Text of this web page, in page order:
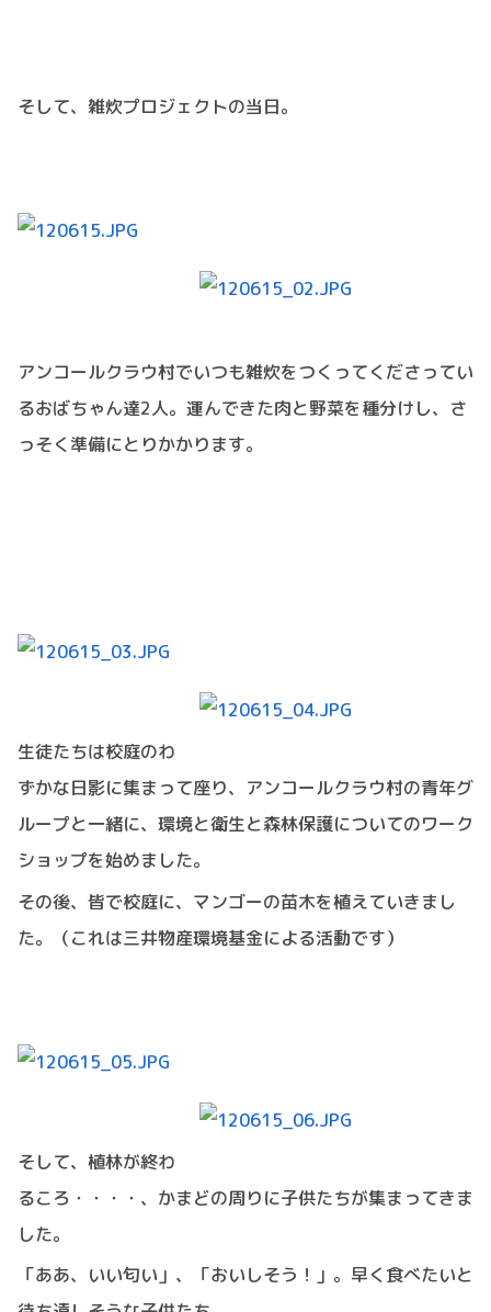
そして、雑炊プロジェクトの当日。
アンコールクラウ村でいつも雑炊をつくってくださってい
るおばちゃん達2人。運んできた肉と野菜を種分けし、さ
っそく準備にとりかかります。
生徒たちは校庭のわ
ずかな日影に集まって座り、アンコールクラウ村の青年グ
ループと一緒に、環境と衛生と森林保護についてのワーク
ショップを始めました。
その後、皆で校庭に、マンゴーの苗木を植えていきまし
た。（これは三井物産環境基金による活動です）
そして、植林が終わ
るころ・・・・、かまどの周りに子供たちが集まってきま
した。
「ああ、いい匂い」、「おいしそう！」。早く食べたいと